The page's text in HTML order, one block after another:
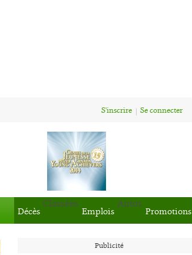
S'inscrire Se connecter
Décès
Classées
Emplois
Autos
Promotions
Publicité